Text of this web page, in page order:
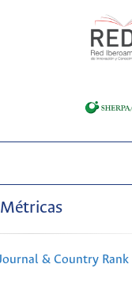
Métricas